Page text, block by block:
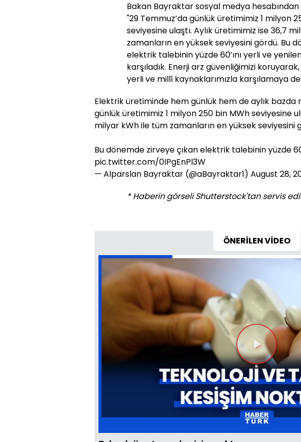
Bakan Bayraktar sosyal medya hesabından
"29 Temmuz’da günlük üretimimiz 1 milyon
seviyesine ulaştı. Aylık üretimimiz ise 36,7
zamanların en yüksek seviyesini gördü. Bu
elektrik talebinin yüzde 60’ını yerli ve
karşıladık. Enerji arz güvenliğimizi
yerli ve millî kaynaklarımızla karşılamaya
Elektrik üretiminde hem günlük hem de aylık bazda
günlük üretimimiz 1 milyon 250 bin MWh seviyesine
milyar kWh ile tüm zamanların en yüksek seviyesini
Bu dönemde zirveye çıkan elektrik talebinin yüzde
pic.twitter.com/0IPgEnPl3W
— Alparslan Bayraktar (@aBayraktar1) August 28,
* Haberin görseli Shutterstock'tan servis
ÖNERİLEN VİDEO
Oynat